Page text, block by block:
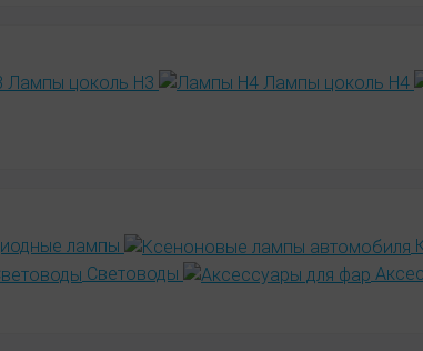
Лампы цоколь H3 Лампы цоколь H4
лампы
Световоды